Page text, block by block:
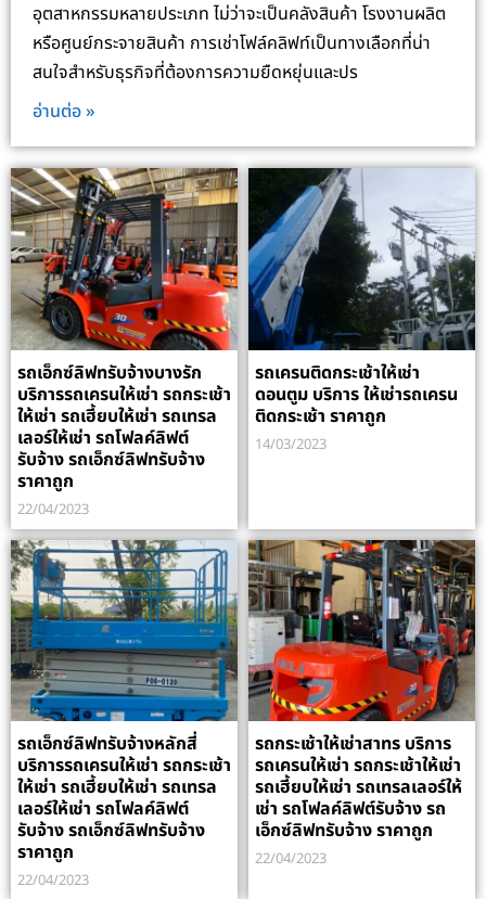
อุตสาหกรรมหลายประเภท ไม่ว่าจะเป็นคลังสินค้า โรงงานผลิต
หรือศูนย์กระจายสินค้า การเช่าโฟล์คลิฟท์เป็นทางเลือกที่น่า
สนใจสำหรับธุรกิจที่ต้องการความยืดหยุ่นและปร
อ่านต่อ »
รถเอ็กซ์ลิฟทรับจ้างบางรัก
บริการรถเครนให้เช่า รถกระเช้า
ให้เช่า รถเฮี้ยบให้เช่า รถเทรล
เลอร์ให้เช่า รถโฟลค์ลิฟต์
รับจ้าง รถเอ็กซ์ลิฟทรับจ้าง
ราคาถูก
22/04/2023
รถเครนติดกระเช้าให้เช่า
ดอนตูม บริการ ให้เช่ารถเครน
ติดกระเช้า ราคาถูก
14/03/2023
รถเอ็กซ์ลิฟทรับจ้างหลักสี่
บริการรถเครนให้เช่า รถกระเช้า
ให้เช่า รถเฮี้ยบให้เช่า รถเทรล
เลอร์ให้เช่า รถโฟลค์ลิฟต์
รับจ้าง รถเอ็กซ์ลิฟทรับจ้าง
ราคาถูก
22/04/2023
รถกระเช้าให้เช่าสาทร บริการ
รถเครนให้เช่า รถกระเช้าให้เช่า
รถเฮี้ยบให้เช่า รถเทรลเลอร์ให้
เช่า รถโฟลค์ลิฟต์รับจ้าง รถ
เอ็กซ์ลิฟทรับจ้าง ราคาถูก
22/04/2023